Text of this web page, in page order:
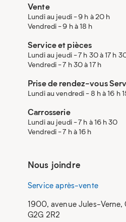
Vente
Lundi au jeudi - 9 h à 20 h
Vendredi - 9 h à 18 h
Service et pièces
Lundi au jeudi - 7 h 30 à 17 h
Vendredi - 7 h 30 à 17 h
Prise de rendez-vous
Lundi au vendredi - 8 h à 16 h
Carrosserie
Lundi au jeudi - 7 h à 16 h 30
Vendredi - 7 h à 16 h
Nous joindre
Service après-vente
1900, avenue Jules-Verne,
G2G 2R2